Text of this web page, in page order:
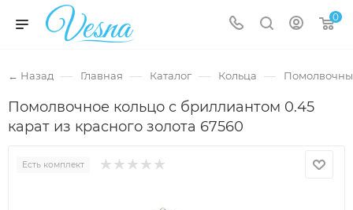
0
← Назад — Главная — Каталог — Кольца —
Помолвочное кольцо с бриллиантом 0.45
карат из красного золота 67560
Есть комплект